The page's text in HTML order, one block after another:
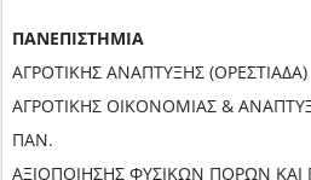
ΠΑΝΕΠΙΣΤΗΜΙΑ
ΑΓΡΟΤΙΚΗΣ ΑΝΑΠΤΥΞΗΣ
ΑΓΡΟΤΙΚΗΣ ΟΙΚΟΝΟΜΙΑΣ &
ΠΑΝ.
ΑΞΙΟΠΟΙΗΣΗΣ ΦΥΣΙΚΩΝ ΠΟΡΩΝ ΚΑΙ